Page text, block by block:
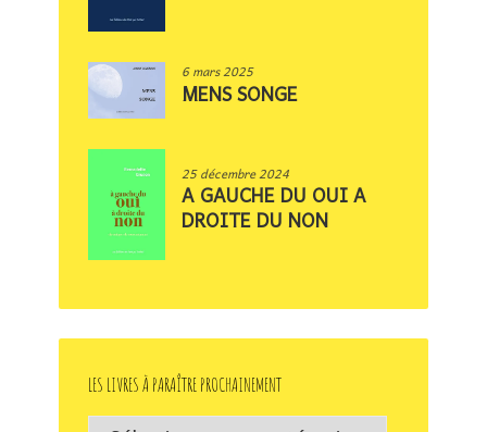
6 mars 2025
MENS SONGE
25 décembre 2024
A GAUCHE DU OUI A
DROITE DU NON
LES LIVRES À PARAÎTRE PROCHAINEMENT